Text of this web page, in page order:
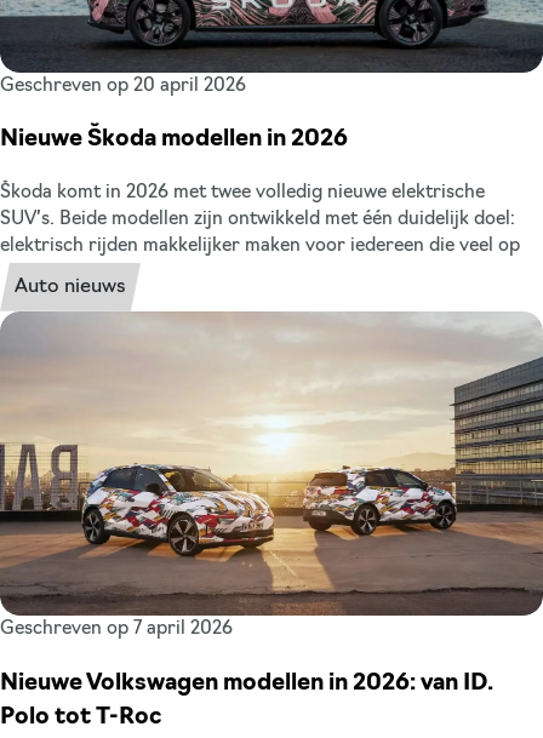
Geschreven op 20 april 2026
Nieuwe Škoda modellen in 2026
Škoda komt in 2026 met twee volledig nieuwe elektrische
SUV’s. Beide modellen zijn ontwikkeld met één duidelijk doel:
elektrisch rijden makkelijker maken voor iedereen die veel op
de weg zit. Meer ruimte, slim ontwerp en een praktisch
rijbereik. Ziet uw nieuwe leaseauto hier misschien bij? Wij
zetten de twee modellen op een rij.
Auto nieuws
Geschreven op 7 april 2026
Nieuwe Volkswagen modellen in 2026: van ID.
Polo tot T-Roc